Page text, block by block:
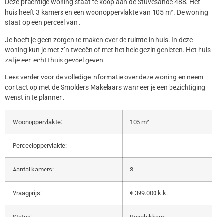
Deze prachtige woning staat te koop aan de Stuvesande 488. Het
huis heeft 3 kamers en een woonoppervlakte van 105 m². De woning
staat op een perceel van .
Je hoeft je geen zorgen te maken over de ruimte in huis. In deze
woning kun je met z’n tweeën of met het hele gezin genieten. Het huis
zal je een echt thuis gevoel geven.
Lees verder voor de volledige informatie over deze woning en neem
contact op met de Smolders Makelaars wanneer je een bezichtiging
wenst in te plannen.
Woonoppervlakte: 105 m²
Perceeloppervlakte:
Aantal kamers: 3
Vraagprijs: € 399.000 k.k.